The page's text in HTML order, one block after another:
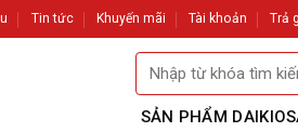
Tin tức Khuyến mãi Tài khoản Trả
Tìm
kiếm:
SẢN PHẨM